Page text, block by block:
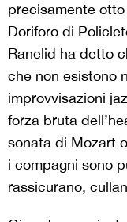
precisamente
Doriforo di
Ranelid ha detto
che non esistono
improvvisazioni
forza bruta
sonata di Mozart
i compagni sono
rassicurano,